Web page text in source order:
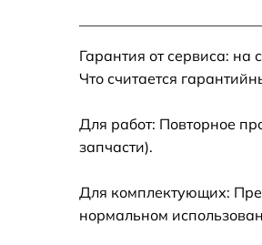
Замена кнопок (1шт)
261
Гарантия от сервиса:
Что считается
Для работ: Повторное
запчасти).
Для комплектующих:
нормальном